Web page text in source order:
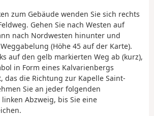
zum Gebäude wenden Sie sich rechts
Gehen Sie nach Westen auf
nach Nordwesten hinunter und
(Höhe 45 auf der Karte).
auf den gelb markierten Weg ab (kurz),
in Form eines Kalvarienbergs
das die Richtung zur Kapelle Saint-
Sie an jeder folgenden
Abzweig, bis Sie eine